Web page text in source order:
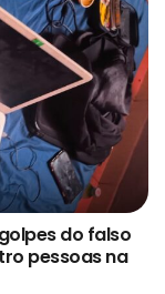
do falso
pessoas na